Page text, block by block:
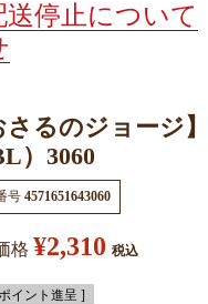
送停止について
さるのジョージ
）3060
号 4571651643060
格 ¥2,310 税込
イント進呈 ]